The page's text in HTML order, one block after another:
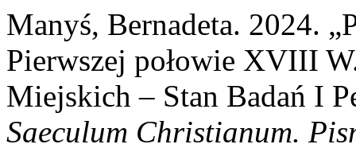
Manyś, Bernadeta. 2024.
Pierwszej połowie XVIII
Miejskich – Stan Badań I
Saeculum Christianum.